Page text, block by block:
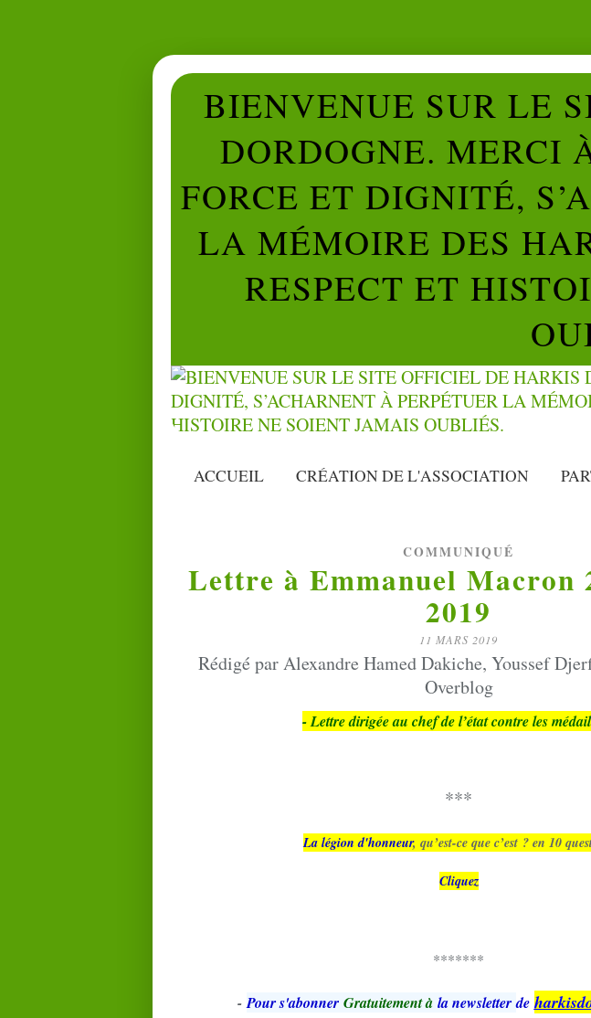
BIENVENUE SUR LE
DORDOGNE. MERCI
FORCE ET DIGNITÉ,
LA MÉMOIRE DES
RESPECT ET
ACCUEIL CRÉATION DE L'ASSOCIATION
COMMUNIQUÉ
Lettre à Emmanuel Macron
2019
11 MARS 2019
Rédigé par Alexandre Hamed Dakiche, Youssef
Overblog
- Lettre dirigée au chef de l’état contre les
***
La légion d'honneur, qu’est-ce que c’est ? en 10
Cliquez
*******
- Pour s'abonner Gratuitement à la newsletter de